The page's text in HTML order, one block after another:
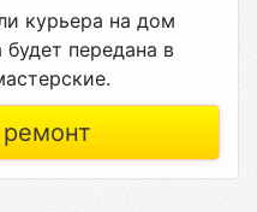
курьера на дом
передана в